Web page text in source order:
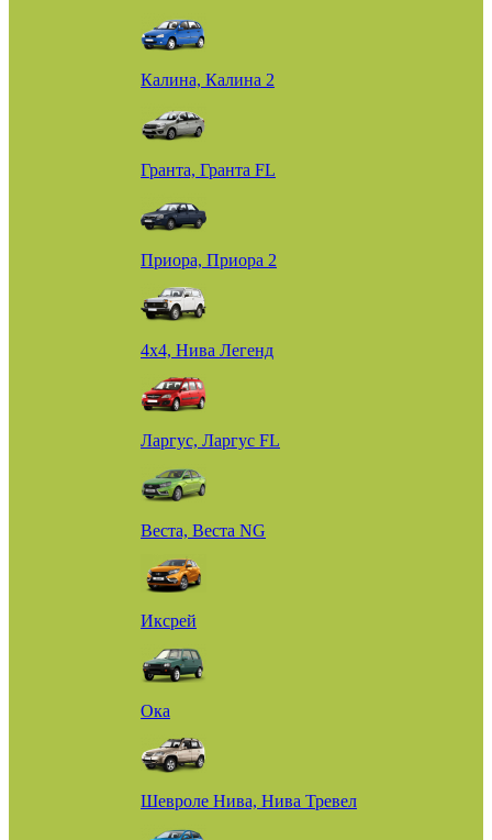
Калина, Калина 2
Гранта, Гранта FL
Приора, Приора 2
4х4, Нива Легенд
Ларгус, Ларгус FL
Веста, Веста NG
Иксрей
Ока
Шевроле Нива, Нива Тревел